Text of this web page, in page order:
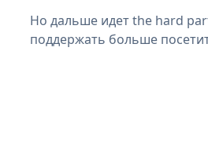
Но дальше идет the hard
поддержать больше